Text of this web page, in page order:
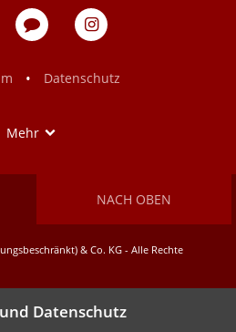
Blog
eventpeppers
• Datenschutz
Mehr
NACH OBEN
& Co. KG - Alle Rechte
Datenschutz